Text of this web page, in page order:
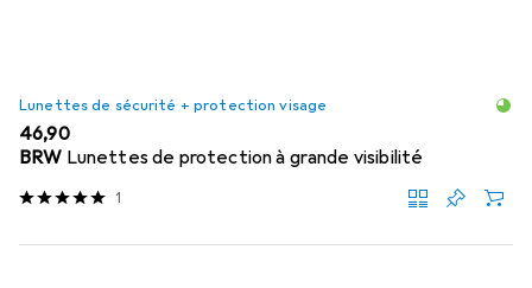
Lunettes de sécurité + protection visage
EUR
46,90
BRW Lunettes de protection à grande visibilité
1